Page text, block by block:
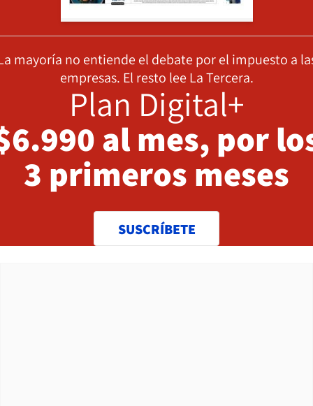
mayoría no entiende el debate por el impuesto a
empresas. El resto lee La Tercera.
Plan Digital+
al mes, por
3 primeros meses
SUSCRÍBETE